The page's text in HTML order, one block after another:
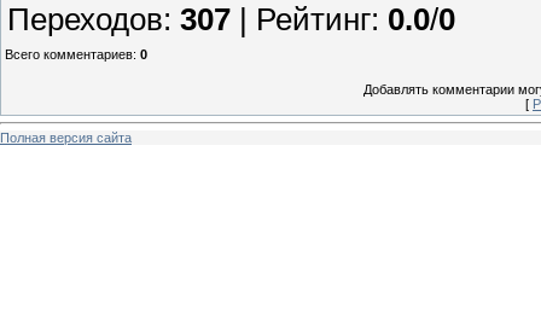
Переходов: 307 | Рейтинг: 0.0/0
Всего комментариев: 0
Добавлять комментарии
[
Полная версия сайта